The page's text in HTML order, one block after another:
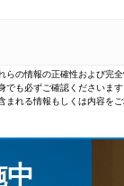
の情報の正確性および完
も必ずご確認くださいま
れる情報もしくは内容を